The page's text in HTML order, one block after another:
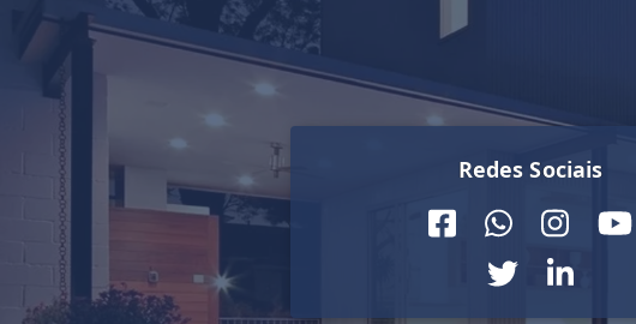
Redes Sociais